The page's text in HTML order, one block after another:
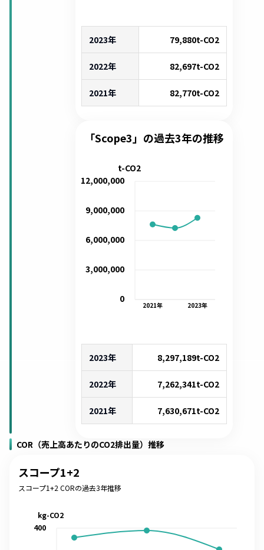
2023年 79,880t-CO2
2022年 82,697t-CO2
2021年 82,770t-CO2
「Scope3」の過去3年の推移
2021年 2023年
0
3,000,000
6,000,000
9,000,000
12,000,000
t-CO2
2023年 8,297,189t-CO2
2022年 7,262,341t-CO2
2021年 7,630,671t-CO2
COR（売上高あたりのCO2排出量）推移
スコープ1+2
スコープ1+2 CORの過去3年推移
400
kg-CO2